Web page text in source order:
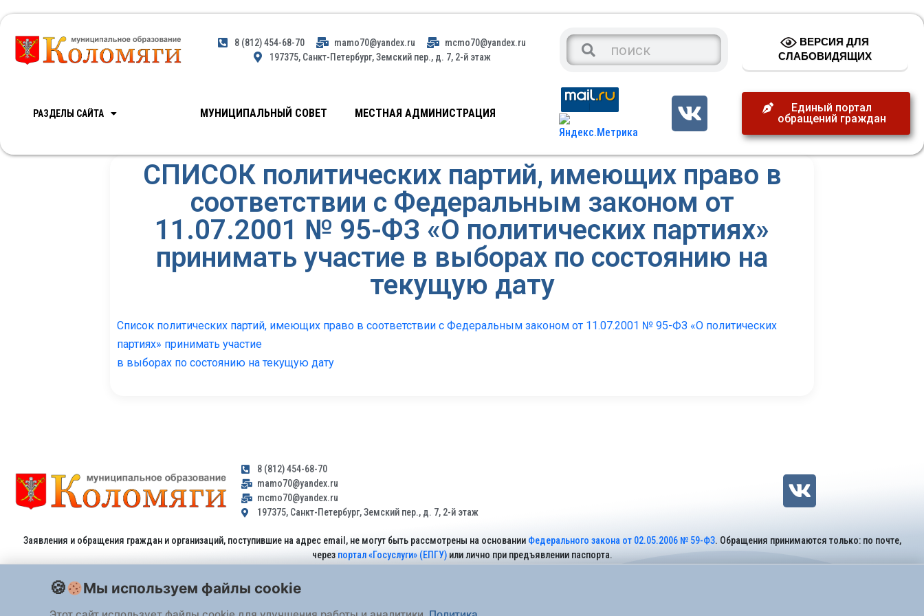
8 (812) 454-68-70 mamo70@yandex.ru
mcmo70@yandex.ru
197375, Санкт-Петербург, Земский пер., д. 7, 2-й этаж
ВЕРСИЯ ДЛЯ
СЛАБОВИДЯЩИХ
РАЗДЕЛЫ САЙТА МУНИЦИПАЛЬНЫЙ СОВЕТ МЕСТНАЯ АДМИНИСТРАЦИЯ
Единый портал
обращений граждан
СПИСОК политических партий, имеющих право в
соответствии с Федеральным законом от
11.07.2001 № 95-ФЗ «О политических партиях»
принимать участие в выборах по состоянию на
текущую дату
Список политических партий, имеющих право в соответствии с Федеральным законом от 11.07.2001 № 95-ФЗ «О политических
партиях» принимать участие
в выборах по состоянию на текущую дату
8 (812) 454-68-70
mamo70@yandex.ru
mcmo70@yandex.ru
197375, Санкт-Петербург, Земский пер., д. 7, 2-й этаж
Заявления и обращения граждан и организаций, поступившие на адрес email, не могут быть рассмотрены на основании Федерального закона от 02.05.2006 № 59-ФЗ. Обращения принимаются только: по почте,
через портал «Госуслуги» (ЕПГУ)или лично при предъявлении паспорта.
Мы используем файлы cookie